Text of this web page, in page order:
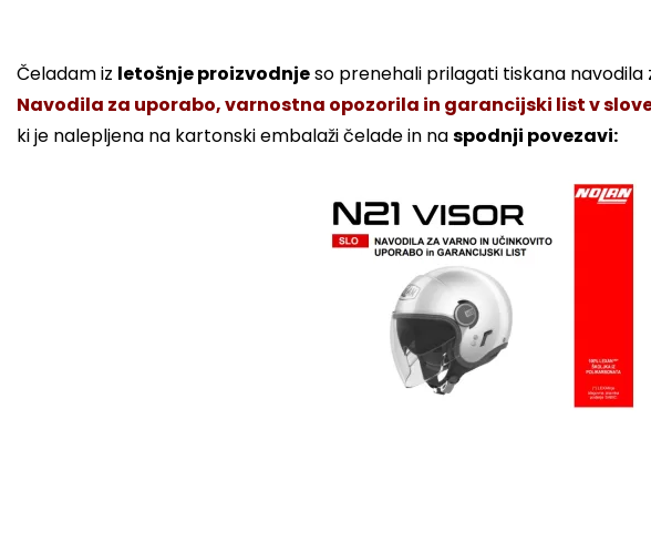
Čeladam iz letošnje proizvodnjeso prenehali prilagati tiskana
Navodila za uporabo, varnostna opozorila in garancijski list v
ki je nalepljena na kartonski embalaži čelade in naspodnji povezavi: